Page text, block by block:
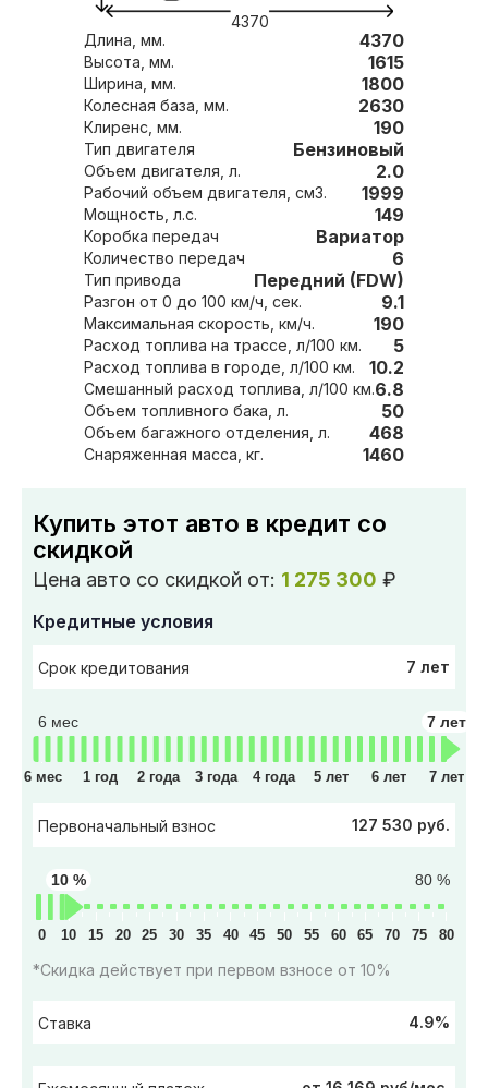
4370
Длина, мм. 4370
Высота, мм. 1615
Ширина, мм. 1800
Колесная база, мм. 2630
Клиренс, мм. 190
Тип двигателя Бензиновый
Объем двигателя, л. 2.0
Рабочий объем двигателя, см3. 1999
Мощность, л.с. 149
Коробка передач Вариатор
Количество передач 6
Тип привода Передний (FDW)
Разгон от 0 до 100 км/ч, сек. 9.1
Максимальная скорость, км/ч. 190
Расход топлива на трассе, л/100 км. 5
Расход топлива в городе, л/100 км. 10.2
Смешанный расход топлива, л/100 км.6.8
Объем топливного бака, л. 50
Объем багажного отделения, л. 468
Снаряженная масса, кг. 1460
Купить этот авто в кредит со
скидкой
Цена авто со скидкой от: 1 275 300 ₽
Кредитные условия
Срок кредитования 7 лет
6 мес 7 лет
6 мес 1 год 2 года 3 года 4 года 5 лет 6 лет 7 лет
Первоначальный взнос 127 530 руб.
80 %
10 %
0 10 15 20 25 30 35 40 45 50 55 60 65 70 75 80
*Скидка действует при первом взносе от 10%
Ставка 4.9%